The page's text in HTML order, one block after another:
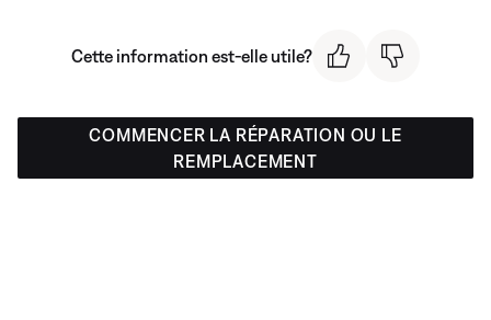
Cette information est-elle utile?
COMMENCER LA RÉPARATION OU LE
REMPLACEMENT